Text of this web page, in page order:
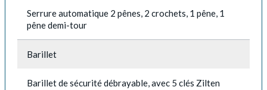
Serrure automatique 2 pênes, 2 crochets, 1 pêne, 1
pêne demi-tour
Barillet
Barillet de sécurité débrayable, avec 5 clés Zilten